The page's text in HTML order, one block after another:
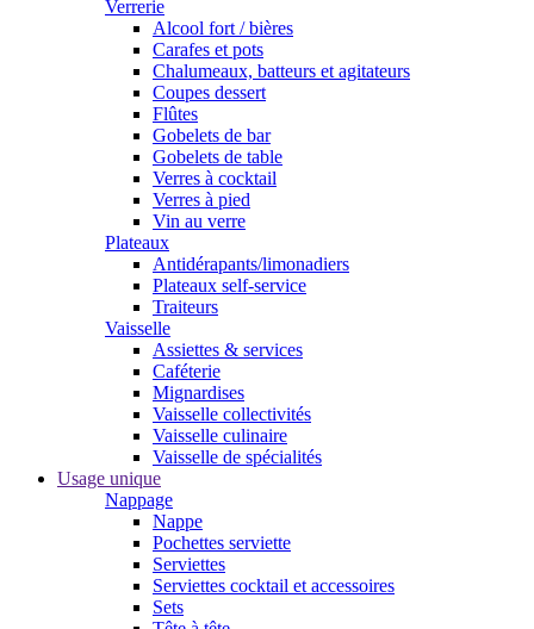
Verrerie
Alcool fort / bières
Carafes et pots
Chalumeaux, batteurs et agitateurs
Coupes dessert
Flûtes
Gobelets de bar
Gobelets de table
Verres à cocktail
Verres à pied
Vin au verre
Plateaux
Antidérapants/limonadiers
Plateaux self-service
Traiteurs
Vaisselle
Assiettes & services
Caféterie
Mignardises
Vaisselle collectivités
Vaisselle culinaire
Vaisselle de spécialités
Usage unique
Nappage
Nappe
Pochettes serviette
Serviettes
Serviettes cocktail et accessoires
Sets